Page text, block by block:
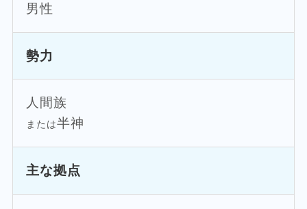
男性
勢力
人間族
または半神
主な拠点